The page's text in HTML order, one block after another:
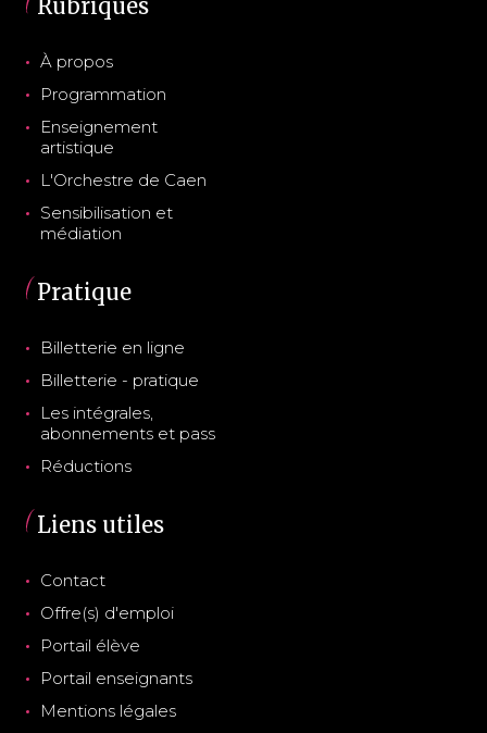
Rubriques
À propos
Programmation
Enseignement
artistique
L'Orchestre de Caen
Sensibilisation et
médiation
Pratique
Billetterie en ligne
Billetterie - pratique
Les intégrales,
abonnements et pass
Réductions
Liens utiles
Contact
Offre(s) d'emploi
Portail élève
Portail enseignants
Mentions légales